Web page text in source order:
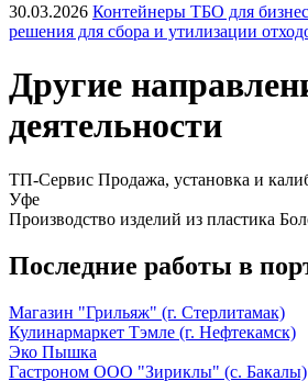
30.03.2026 Контейнеры ТБО для
решения для сбора и утилизации
Другие
деятельности
ТП-Сервис Продажа, установка и
Уфе
Производство изделий из пластика
Последние работы в
Магазин "Грильяж" (г. Стерлитамак)
Кулинармаркет Тэмле (г. Нефтекамск)
Эко Пышка
Гастроном ООО "Зириклы" (с. Бакалы)